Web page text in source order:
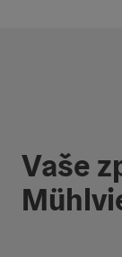
Vaše